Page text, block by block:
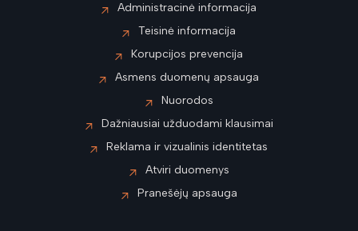
Administracinė informacija
Teisinė informacija
Korupcijos prevencija
Asmens duomenų apsauga
Nuorodos
Dažniausiai užduodami klausimai
Reklama ir vizualinis identitetas
Atviri duomenys
Pranešėjų apsauga